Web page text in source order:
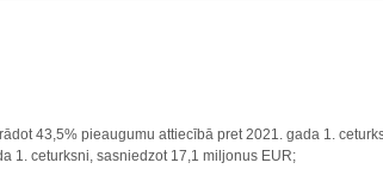
43,5% pieaugumu attiecībā pret 2021. gada 1.
1. ceturksni, sasniedzot 17,1 miljonus EUR;